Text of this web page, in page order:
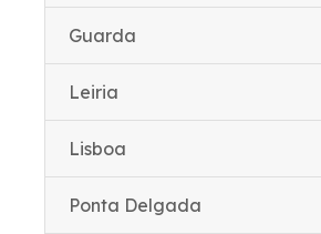
Guarda
Leiria
Lisboa
Ponta Delgada